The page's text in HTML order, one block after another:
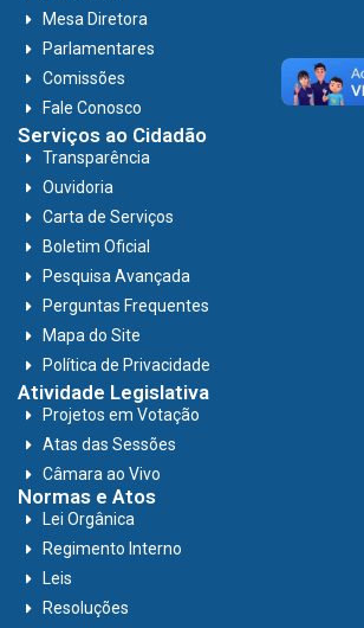
Mesa Diretora
Parlamentares
Comissões
Fale Conosco
Serviços ao Cidadão
Transparência
Ouvidoria
Carta de Serviços
Boletim Oficial
Pesquisa Avançada
Perguntas Frequentes
Mapa do Site
Política de Privacidade
Atividade Legislativa
Projetos em Votação
Atas das Sessões
Câmara ao Vivo
Normas e Atos
Lei Orgânica
Regimento Interno
Leis
Resoluções